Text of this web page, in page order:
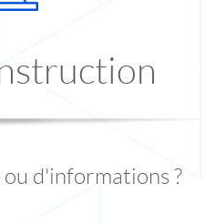
ou d'informations ?